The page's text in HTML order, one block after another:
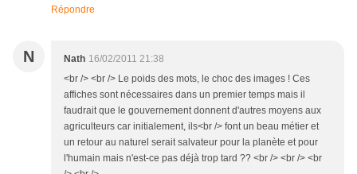
Répondre
N Nath 16/02/2011 21:38
<br /> <br /> Le poids des mots, le choc des images ! Ces
affiches sont nécessaires dans un premier temps mais il
faudrait que le gouvernement donnent d'autres moyens aux
agriculteurs car initialement, ils<br /> font un beau métier et
un retour au naturel serait salvateur pour la planète et pour
l'humain mais n'est-ce pas déjà trop tard ?? <br /> <br /> <br